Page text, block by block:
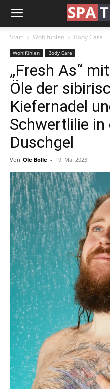
Start Wohlfühlen Body Care
Wohlfühlen Body Care
„Fresh As“
Öle der
Kiefernadel
Schwertlilie in
Duschgel
Von Ole Bolle - 19. Mai 2023